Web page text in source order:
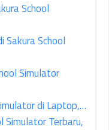
School
Sakura School
Simulator
di Laptop,…
Simulator Terbaru,